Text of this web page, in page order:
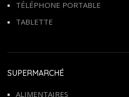
TÉLÉPHONE PORTABLE
TABLETTE
SUPERMARCHÉ
ALIMENTAIRES